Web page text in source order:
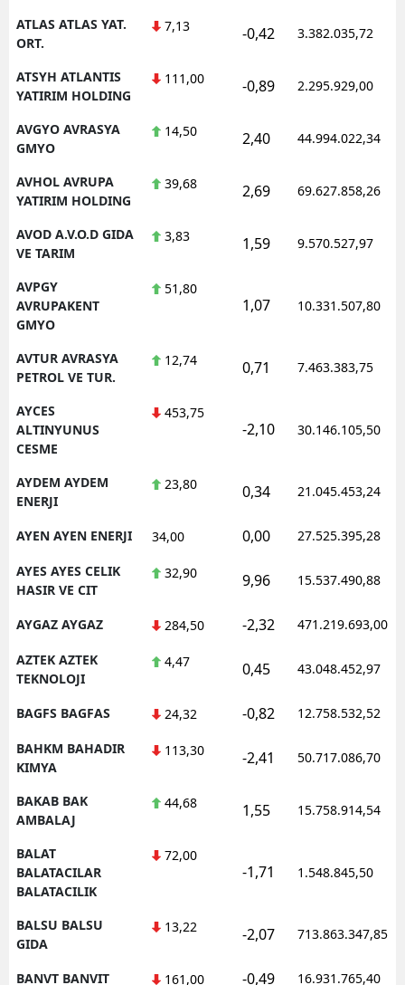
ATLAS ATLAS YAT.
ORT.
7,13 -0,42 3.382.035,72
ATSYH ATLANTIS
YATIRIM HOLDING
111,00 -0,89 2.295.929,00
AVGYO AVRASYA
GMYO
14,50 2,40 44.994.022,34
AVHOL AVRUPA
YATIRIM HOLDING
39,68 2,69 69.627.858,26
AVOD A.V.O.D GIDA
VE TARIM
3,83 1,59 9.570.527,97
AVPGY
AVRUPAKENT
GMYO
51,80
1,07 10.331.507,80
AVTUR AVRASYA
PETROL VE TUR.
12,74 0,71 7.463.383,75
AYCES
ALTINYUNUS
CESME
453,75
-2,10 30.146.105,50
AYDEM AYDEM
ENERJI
23,80 0,34 21.045.453,24
AYEN AYEN ENERJI 34,00 0,00 27.525.395,28
AYES AYES CELIK
HASIR VE CIT
32,90 9,96 15.537.490,88
AYGAZ AYGAZ 284,50 -2,32 471.219.693,00
AZTEK AZTEK
TEKNOLOJI
4,47 0,45 43.048.452,97
BAGFS BAGFAS 24,32 -0,82 12.758.532,52
BAHKM BAHADIR
KIMYA
113,30 -2,41 50.717.086,70
BAKAB BAK
AMBALAJ
44,68 1,55 15.758.914,54
BALAT
BALATACILAR
BALATACILIK
72,00
-1,71 1.548.845,50
BALSU BALSU
GIDA
13,22 -2,07 713.863.347,85
BANVT BANVIT 161,00 -0,49 16.931.765,40